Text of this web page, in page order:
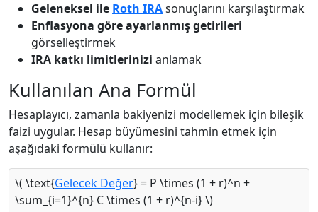
Geleneksel ile Roth IRAsonuçlarını karşılaştırmak
Enflasyona göre ayarlanmış getirileri
görselleştirmek
IRA katkı limitlerinizi anlamak
Kullanılan Ana Formül
Hesaplayıcı, zamanla bakiyenizi modellemek için bileşik
faizi uygular. Hesap büyümesini tahmin etmek için
aşağıdaki formülü kullanır:
\( \text{Gelecek Değer} = P \times (1 + r)^n +
\sum_{i=1}^{n} C \times (1 + r)^{n-i} \)